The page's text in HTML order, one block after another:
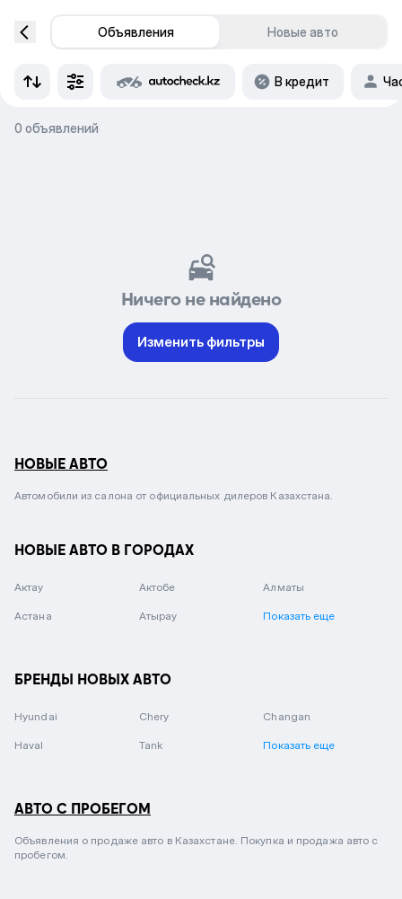
Объявления Новые авто
В кредит
0 объявлений
Ничего не найдено
Изменить фильтры
НОВЫЕ АВТО
Автомобили из салона от официальных дилеров Казахстана.
НОВЫЕ АВТО В ГОРОДАХ
Актау Актобе Алматы
Астана Атырау Показать еще
БРЕНДЫ НОВЫХ АВТО
Hyundai Chery Changan
Haval Tank Показать еще
АВТО С ПРОБЕГОМ
Объявления о продаже авто в Казахстане. Покупка и продажа авто с
пробегом.